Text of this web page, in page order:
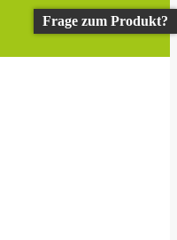
Frage zum Produkt?